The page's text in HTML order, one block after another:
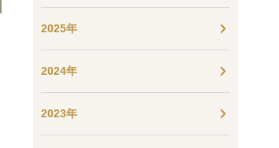
2025年
2024年
2023年